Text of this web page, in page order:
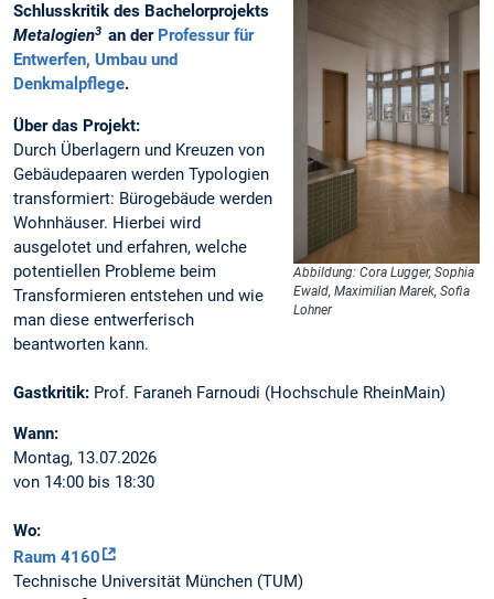
Abbildung: Cora Lugger, Sophia
Ewald, Maximilian Marek, Sofia
Lohner
Schlusskritik des Bachelorprojekts
Metalogien3 an der Professur für
Entwerfen, Umbau und
Denkmalpflege.
Über das Projekt:
Durch Überlagern und Kreuzen von
Gebäudepaaren werden Typologien
transformiert: Bürogebäude werden
Wohnhäuser. Hierbei wird
ausgelotet und erfahren, welche
potentiellen Probleme beim
Transformieren entstehen und wie
man diese entwerferisch
beantworten kann.
Gastkritik: Prof. Faraneh Farnoudi (Hochschule RheinMain)
Wann:
Montag, 13.07.2026
von 14:00 bis 18:30
Wo:
Raum 4160
Technische Universität München (TUM)